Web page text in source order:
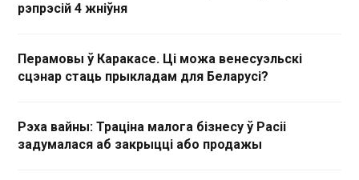
рэпрэсій 4 жніўня
Перамовы ў Каракасе. Ці можа венесуэльскі
сцэнар стаць прыкладам для Беларусі?
Рэха вайны: Траціна малога бізнесу ў Расіі
задумалася аб закрыцці або продажы